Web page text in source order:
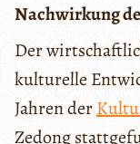
Nachwirkung
Der
kulturelle
Jahren der
Zedong